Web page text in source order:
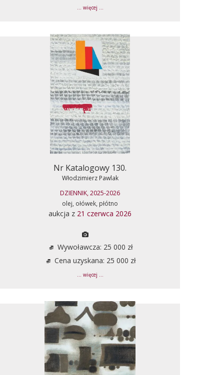
... więcej ...
Nr Katalogowy 130.
Włodzimierz Pawlak
DZIENNIK, 2025-2026
olej, ołówek, płótno
aukcja z 21 czerwca 2026
Wywoławcza: 25 000 zł
Cena uzyskana: 25 000 zł
... więcej ...